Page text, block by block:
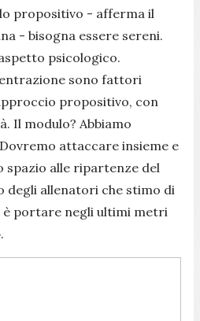
propositivo - afferma il
- bisogna essere sereni.
psicologico.
sono fattori
propositivo, con
Il modulo? Abbiamo
attaccare insieme e
spazio alle ripartenze del
degli allenatori che stimo di
portare negli ultimi metri
.